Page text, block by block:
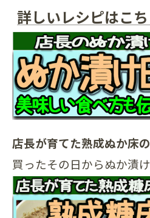
詳しいレシピはこ
店長が育てた熟成ぬか床
買ったその日からぬか漬